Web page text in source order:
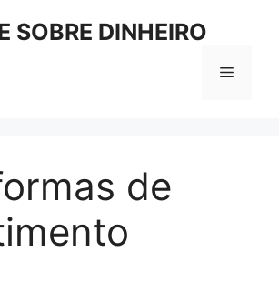
SOBRE DINHEIRO
Menu
de